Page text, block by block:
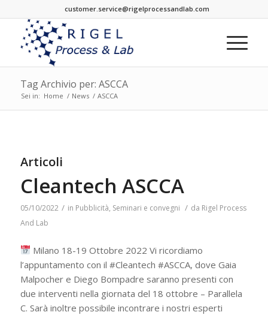
customer.service@rigelprocessandlab.com
Tag Archivio per: ASCCA
Sei in: Home / News / ASCCA
Articoli
Cleantech ASCCA
05/10/2022 / in Pubblicità, Seminari e convegni / da Rigel Process
And Lab
Milano 18-19 Ottobre 2022 Vi ricordiamo
l’appuntamento con il #Cleantech #ASCCA, dove Gaia
Malpocher e Diego Bompadre saranno presenti con
due interventi nella giornata del 18 ottobre – Parallela
C. Sarà inoltre possibile incontrare i nostri esperti